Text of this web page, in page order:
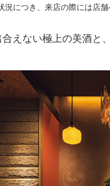
況につき、来店の際には店舗
えない極上の美酒と